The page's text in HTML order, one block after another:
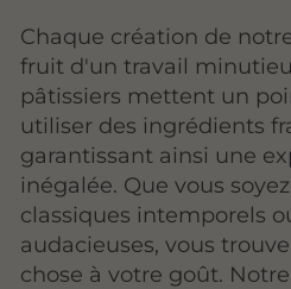
Chaque création de
fruit d'un travail
pâtissiers mettent un
utiliser des ingrédients
garantissant ainsi une
inégalée. Que vous
classiques intemporels
audacieuses, vous
chose à votre goût.